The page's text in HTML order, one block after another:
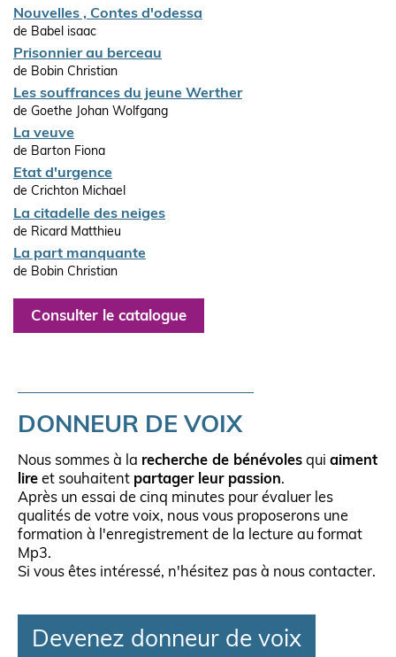
Nouvelles , Contes d'odessa
de Babel isaac
Prisonnier au berceau
de Bobin Christian
Les souffrances du jeune Werther
de Goethe Johan Wolfgang
La veuve
de Barton Fiona
Etat d'urgence
de Crichton Michael
La citadelle des neiges
de Ricard Matthieu
La part manquante
de Bobin Christian
Consulter le catalogue
DONNEUR DE VOIX
Nous sommes à la recherche de bénévoles qui aiment
lire et souhaitent partager leur passion.
Après un essai de cinq minutes pour évaluer les
qualités de votre voix, nous vous proposerons une
formation à l'enregistrement de la lecture au format
Mp3.
Si vous êtes intéressé, n'hésitez pas à nous contacter.
Devenez donneur de voix